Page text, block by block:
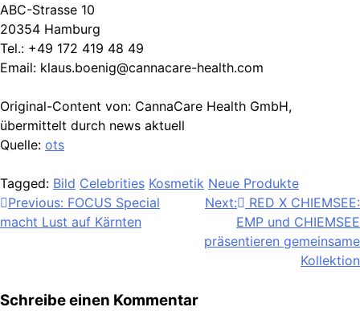
ABC-Strasse 10
20354 Hamburg
Tel.: +49 172 419 48 49
Email: klaus.boenig@cannacare-health.com
Original-Content von: CannaCare Health GmbH,
übermittelt durch news aktuell
Quelle: ots
Tagged: Bild Celebrities Kosmetik Neue Produkte
Beitragsnavigation
Previous: FOCUS Special
macht Lust auf Kärnten
Next:
RED X CHIEMSEE:
EMP und CHIEMSEE
präsentieren gemeinsame
Kollektion
Schreibe einen Kommentar